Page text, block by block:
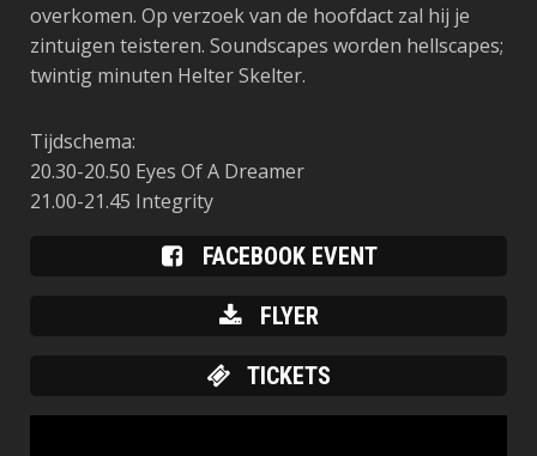
overkomen. Op verzoek van de hoofdact zal hij je
zintuigen teisteren. Soundscapes worden hellscapes;
twintig minuten Helter Skelter.
Tijdschema:
20.30-20.50 Eyes Of A Dreamer
21.00-21.45 Integrity
FACEBOOK EVENT
FLYER
TICKETS